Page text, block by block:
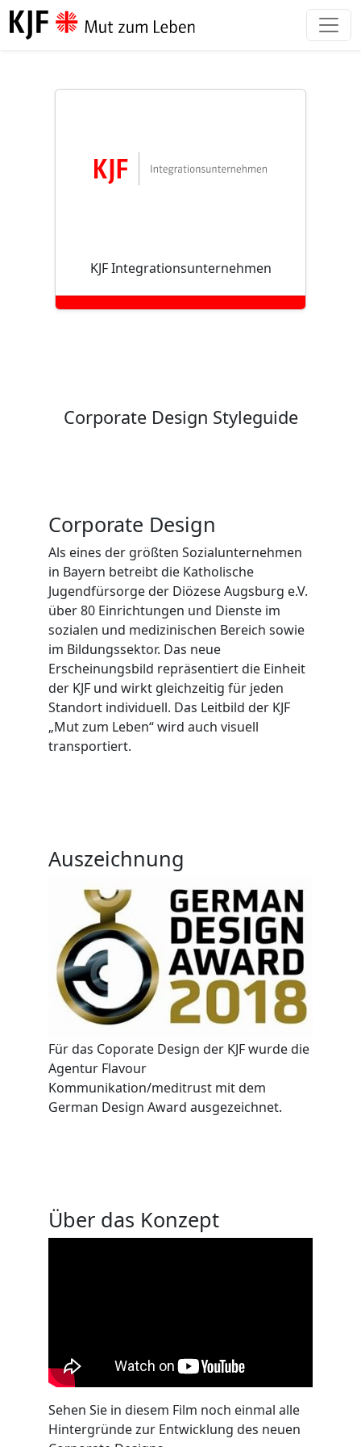
Direkt zum Inhalt
KJF Integrationsunternehmen
Corporate Design Styleguide
Corporate Design
Als eines der größten Sozialunternehmen
in Bayern betreibt die Katholische
Jugendfürsorge der Diözese Augsburg e.V.
über 80 Einrichtungen und Dienste im
sozialen und medizinischen Bereich sowie
im Bildungssektor. Das neue
Erscheinungsbild repräsentiert die Einheit
der KJF und wirkt gleichzeitig für jeden
Standort individuell. Das Leitbild der KJF
„Mut zum Leben“ wird auch visuell
transportiert.
Auszeichnung
Für das Coporate Design der KJF wurde die
Agentur Flavour
Kommunikation/meditrust mit dem
German Design Award ausgezeichnet.
Über das Konzept
Sehen Sie in diesem Film noch einmal alle
Hintergründe zur Entwicklung des neuen